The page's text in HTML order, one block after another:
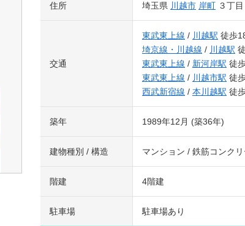
住所 埼玉県 川越市 岸町 ３丁目
交通
東武東上線 / 川越駅 徒歩
埼京線・川越線 / 川越駅
東武東上線 / 新河岸駅 徒
東武東上線 / 川越市駅 徒
西武新宿線 / 本川越駅 徒
築年 1989年12月 (築36年)
建物種別 / 構造 マンション / 鉄筋コンク
階建 4階建
駐車場 駐車場あり